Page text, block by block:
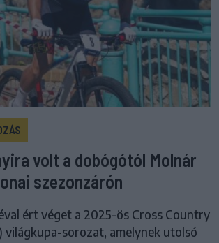
volt a dobógótól Molnár
szezonzárón
ért véget a 2025-ös Cross Country
világkupa-sorozat, amelynek utolsó